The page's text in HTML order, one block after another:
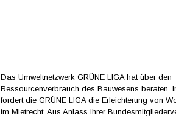
Das Umweltnetzwerk GRÜNE LIGA hat über den
Ressourcenverbrauch des Bauwesens beraten.
fordert die GRÜNE LIGA die Erleichterung von
im Mietrecht. Aus Anlass ihrer